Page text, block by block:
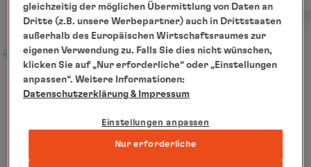
gleichzeitig der möglichen Übermittlung von Daten an
Dritte (z.B. unsere Werbepartner) auch in Drittstaaten
außerhalb des Europäischen Wirtschaftsraumes zur
eigenen Verwendung zu. Falls Sie dies nicht wünschen,
klicken Sie auf „Nur erforderliche“ oder „Einstellungen
anpassen“. Weitere Informationen:
Datenschutzerklärung & Impressum
Einstellungen anpassen
Nur erforderliche